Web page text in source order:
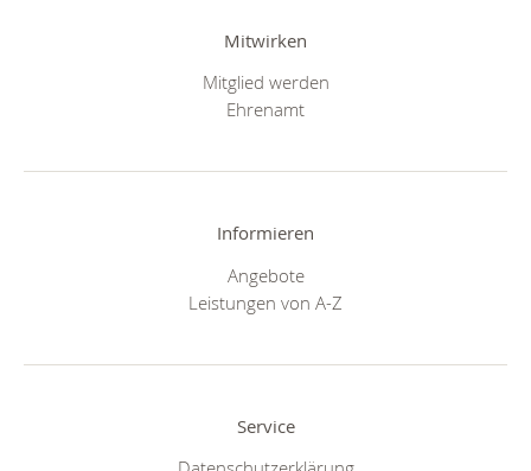
Mitwirken
Mitglied werden
Ehrenamt
Informieren
Angebote
Leistungen von A-Z
Service